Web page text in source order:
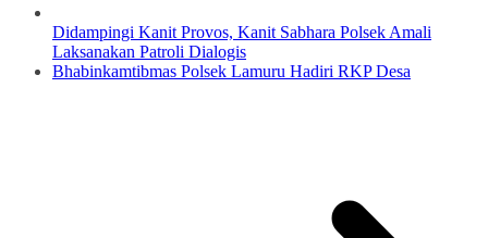
Didampingi Kanit Provos, Kanit Sabhara Polsek Amali
Laksanakan Patroli Dialogis
Bhabinkamtibmas Polsek Lamuru Hadiri RKP Desa